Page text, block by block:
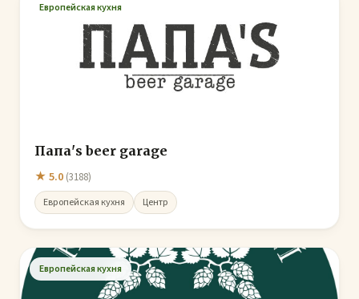
Европейская кухня
Папа's beer garage
★ 5.0 (3188)
Европейская кухня Центр
Европейская кухня